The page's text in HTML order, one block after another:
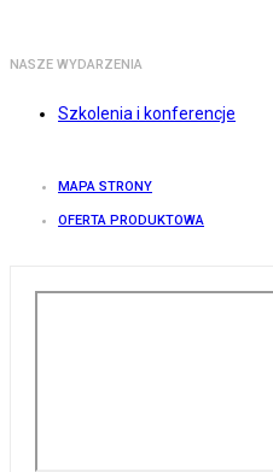
NASZE WYDARZENIA
Szkolenia i konferencje
MAPA STRONY
OFERTA PRODUKTOWA